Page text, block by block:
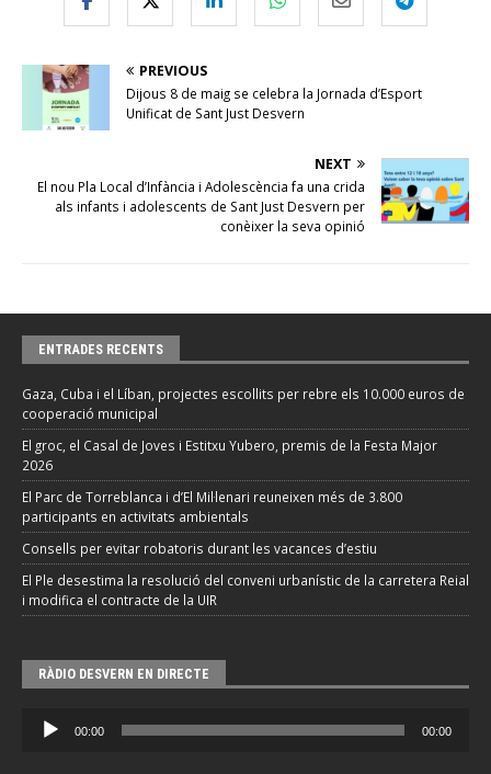
PREVIOUS
Dijous 8 de maig se celebra la Jornada d’Esport
Unificat de Sant Just Desvern
NEXT
El nou Pla Local d’Infància i Adolescència fa una crida
als infants i adolescents de Sant Just Desvern per
conèixer la seva opinió
ENTRADES RECENTS
Gaza, Cuba i el Líban, projectes escollits per rebre els 10.000 euros de
cooperació municipal
El groc, el Casal de Joves i Estitxu Yubero, premis de la Festa Major
2026
El Parc de Torreblanca i d’El Mil·lenari reuneixen més de 3.800
participants en activitats ambientals
Consells per evitar robatoris durant les vacances d’estiu
El Ple desestima la resolució del conveni urbanístic de la carretera Reial
i modifica el contracte de la UIR
RÀDIO DESVERN EN DIRECTE
Reproductor
d'àudio
00:00 00:00